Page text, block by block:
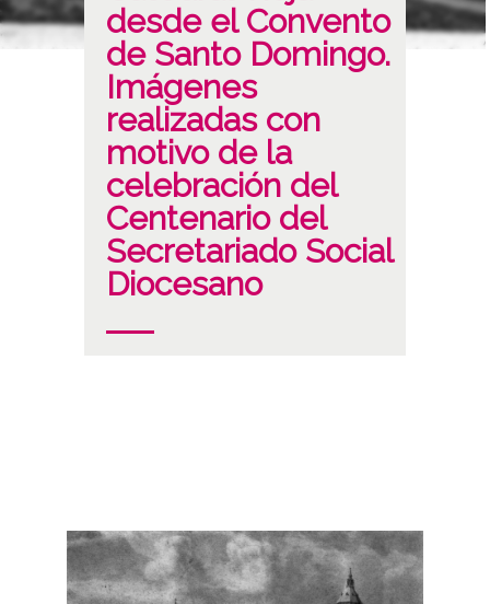
desde el Convento
de Santo Domingo.
Imágenes
realizadas con
motivo de la
celebración del
Centenario del
Secretariado Social
Diocesano